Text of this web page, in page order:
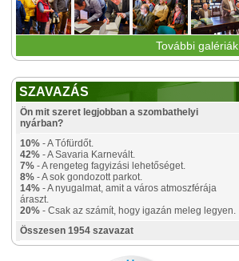
További galériák
SZAVAZÁS
Ön mit szeret legjobban a szombathelyi
nyárban?
10% - A Tófürdőt.
42% - A Savaria Karnevált.
7% - A rengeteg fagyizási lehetőséget.
8% - A sok gondozott parkot.
14% - A nyugalmat, amit a város atmoszférája
áraszt.
20% - Csak az számít, hogy igazán meleg legyen.
Összesen 1954 szavazat